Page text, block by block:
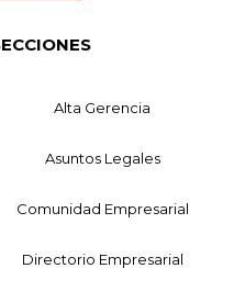
Alta Gerencia
Asuntos Legales
Comunidad Empresarial
Directorio Empresarial